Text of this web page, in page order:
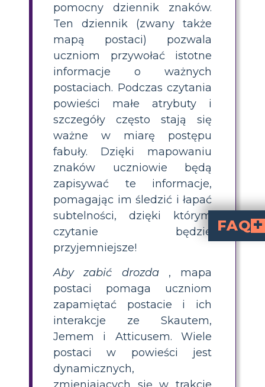
pomocny dziennik znaków.
Ten dziennik (zwany także
mapą postaci) pozwala
uczniom przywołać istotne
informacje o ważnych
postaciach. Podczas czytania
powieści małe atrybuty i
szczegóły często stają się
ważne w miarę postępu
fabuły. Dzięki mapowaniu
znaków uczniowie będą
zapisywać te informacje,
pomagając im śledzić i łapać
subtelności, dzięki którym
czytanie będzie
przyjemniejsze!
Aby zabić drozda, mapa
postaci pomaga uczniom
zapamiętać postacie i ich
interakcje ze Skautem,
Jemem i Atticusem. Wiele
postaci w powieści jest
dynamicznych,
FAQ